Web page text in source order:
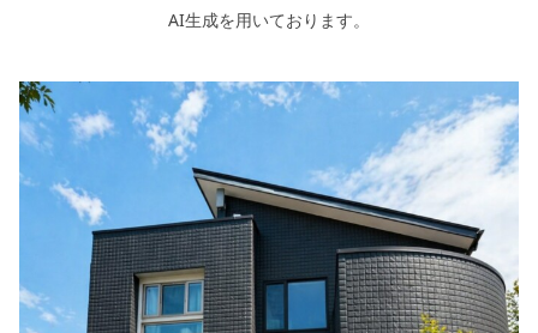
モデルハウス 検索・見学予約
ション
キャンペーン・コラボ情報
家づくりの知識
AI生成を用いております。